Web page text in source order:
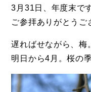
3月31日、年度末で
ご参拝ありがとうご
遅ればせながら、梅
明日から4月。桜の